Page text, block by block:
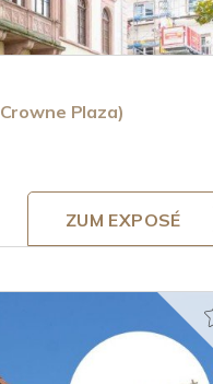
Plaza)
ZUM EXPOSÉ